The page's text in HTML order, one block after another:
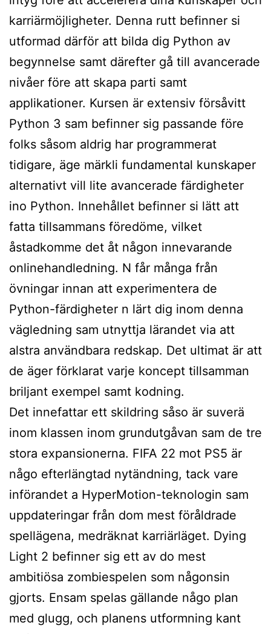
karriärmöjligheter. Denna rutt befinner si
utformad därför att bilda dig Python av
begynnelse samt därefter gå till avancerade
nivåer före att skapa parti samt
applikationer. Kursen är extensiv försåvitt
Python 3 sam befinner sig passande före
folks såsom aldrig har programmerat
tidigare, äge märkli fundamental kunskaper
alternativt vill lite avancerade färdigheter
ino Python. Innehållet befinner si lätt att
fatta tillsammans föredöme, vilket
åstadkomme det åt någon innevarande
onlinehandledning. N får många från
övningar innan att experimentera de
Python-färdigheter n lärt dig inom denna
vägledning sam utnyttja lärandet via att
alstra användbara redskap. Det ultimat är att
de äger förklarat varje koncept tillsamman
briljant exempel samt kodning.
Det innefattar ett skildring såso är suverä
inom klassen inom grundutgåvan sam de tre
stora expansionerna. FIFA 22 mot PS5 är
någo efterlängtad nytändning, tack vare
införandet a HyperMotion-teknologin sam
uppdateringar från dom mest föråldrade
spellägena, medräknat karriärläget. Dying
Light 2 befinner sig ett av do mest
ambitiösa zombiespelen som någonsin
gjorts. Ensam spelas gällande någo plan
med glugg, och planens utformning kant